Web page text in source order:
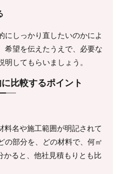
にしっかり直したいのかによ
希望を伝えたうえで、必要な
してもらいましょう。
比較するポイント
料名や施工範囲が明記されて
の部分を、どの材料で、何㎡
かると、他社見積もりとも比